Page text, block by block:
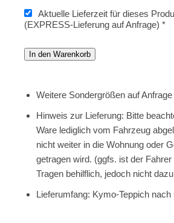
Aktuelle Lieferzeit für dieses
(EXPRESS-Lieferung auf Anfrage) *
In den Warenkorb
Weitere Sondergrößen auf Anfrage
Hinweis zur Lieferung: Bitte
Ware lediglich vom Fahrzeug
nicht weiter in die Wohnung oder
getragen wird. (ggfs. ist der Fahrer
Tragen behilflich, jedoch nicht
Lieferumfang: Kymo-Teppich nach